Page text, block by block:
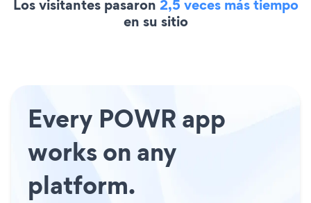
Los visitantes pasaron 2,5 veces más tiempo
en su sitio
Every POWR app
works on any
platform.